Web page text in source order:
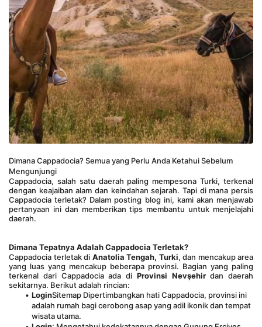
Dimana Cappadocia? Semua yang Perlu Anda Ketahui Sebelum
Mengunjungi
Cappadocia, salah satu daerah paling mempesona Turki, terkenal
dengan keajaiban alam dan keindahan sejarah. Tapi di mana persis
Cappadocia terletak? Dalam posting blog ini, kami akan menjawab
pertanyaan ini dan memberikan tips membantu untuk menjelajahi
daerah.
Dimana Tepatnya Adalah Cappadocia Terletak?
Cappadocia terletak di Anatolia Tengah, Turki, dan mencakup area
yang luas yang mencakup beberapa provinsi. Bagian yang paling
terkenal dari Cappadocia ada di Provinsi Nevşehir dan daerah
sekitarnya. Berikut adalah rincian:
LoginSitemap Dipertimbangkan hati Cappadocia, provinsi ini
adalah rumah bagi cerobong asap yang adil ikonik dan tempat
wisata utama.